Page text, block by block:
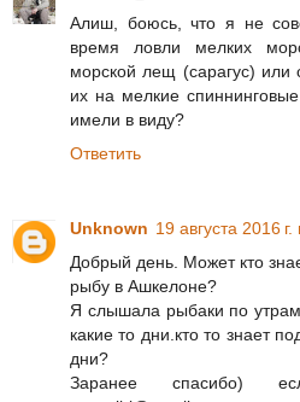
Алиш, боюсь, что я не
время ловли мелких
морской лещ (сарагус) или
их на мелкие
имели в виду?
Ответить
Unknown 19 августа 2016 г.
Добрый день. Может кто
рыбу в Ашкелоне?
Я слышала рыбаки по
какие то дни.кто то знает
дни?
Заранее спасибо)